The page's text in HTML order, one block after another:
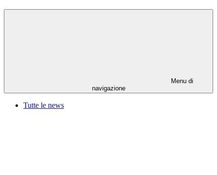
Menu di
navigazione
Tutte le news